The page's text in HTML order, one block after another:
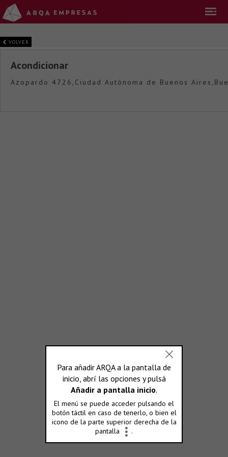
VOLVER
Acondicionar
Azopardo 4726,Ciudad Autónoma de Buenos